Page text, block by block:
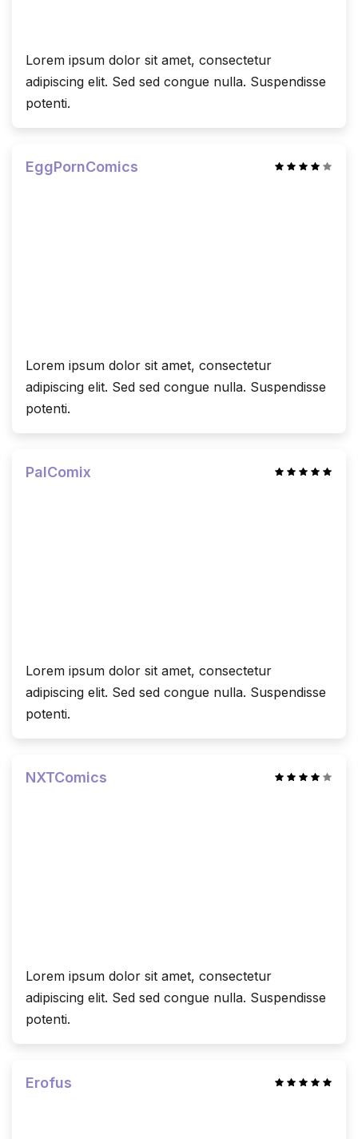
Lorem ipsum dolor sit amet, consectetur
adipiscing elit. Sed sed congue nulla. Suspendisse
potenti.
EggPornComics
Lorem ipsum dolor sit amet, consectetur
adipiscing elit. Sed sed congue nulla. Suspendisse
potenti.
PalComix
Lorem ipsum dolor sit amet, consectetur
adipiscing elit. Sed sed congue nulla. Suspendisse
potenti.
NXTComics
Lorem ipsum dolor sit amet, consectetur
adipiscing elit. Sed sed congue nulla. Suspendisse
potenti.
Erofus